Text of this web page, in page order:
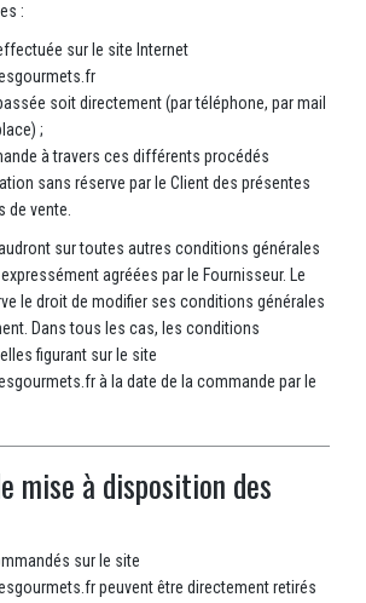
:
sur le site Internet
soit directement (par téléphone, par mail
;
à travers ces différents procédés
sans réserve par le Client des présentes
vente.
sur toutes autres conditions générales
agréées par le Fournisseur. Le
le droit de modifier ses conditions générales
Dans tous les cas, les conditions
figurant sur le site
à la date de la commande par le
mise à disposition des
sur le site
peuvent être directement retirés